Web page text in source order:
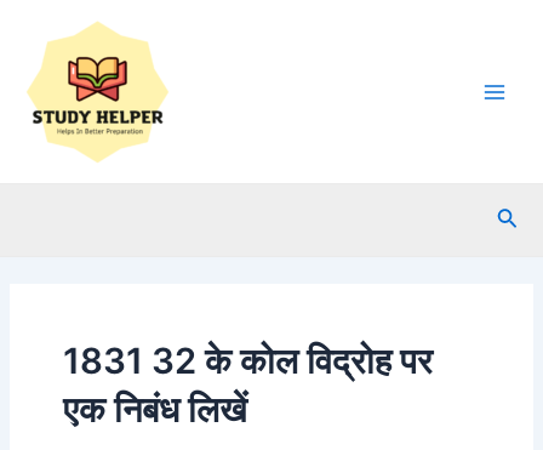
content
1831 32 के कोल विद्रोह पर
एक निबंध लिखें